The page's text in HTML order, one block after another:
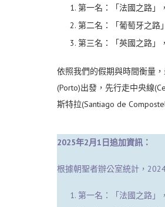
第一名：「法國之路」
第二名：「葡萄牙之路
第三名：「英國之路」
依照我們的假期與時間衡量
(Porto)出發，先行走中央線
斯特拉(Santiago de
2025年2月1日追加資訊：
根據朝聖者辦公室統計，
第一名：「法國之路」